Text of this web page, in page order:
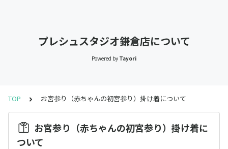
プレシュスタジオ鎌倉店について
Powered by Tayori
TOP お宮参り（赤ちゃんの初宮参り）掛け着について
お宮参り（赤ちゃんの初宮参り）掛け着に
ついて